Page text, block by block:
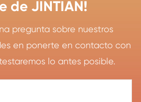
de JINTIAN!
pregunta sobre nuestros
en ponerte en contacto con
lo antes posible.